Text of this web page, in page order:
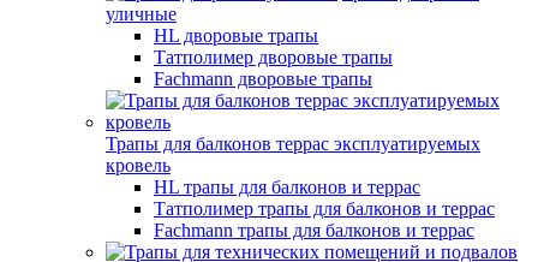
уличные
HL дворовые трапы
Татполимер дворовые трапы
Fachmann дворовые трапы
Трапы для балконов террас эксплуатируемых
кровель
HL трапы для балконов и террас
Татполимер трапы для балконов и террас
Fachmann трапы для балконов и террас